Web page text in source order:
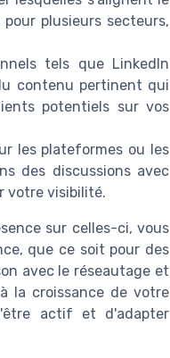
plusieurs secteurs,
tels que LinkedIn
contenu pertinent qui
potentiels sur vos
les plateformes ou les
des discussions avec
votre visibilité.
sur celles-ci, vous
que ce soit pour des
avec le réseautage et
la croissance de votre
actif et d'adapter